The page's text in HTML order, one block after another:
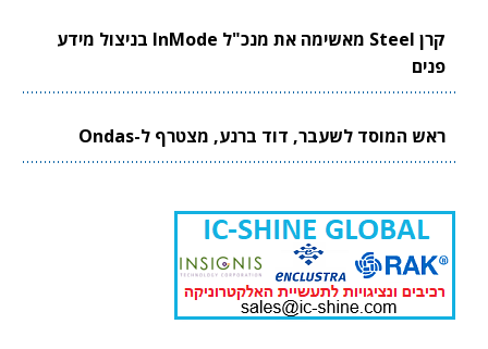
קרן Steel מאשימה את מנכ"ל InMode בניצול מידע
פנים
ראש המוסד לשעבר, דוד ברנע, מצטרף ל-Ondas